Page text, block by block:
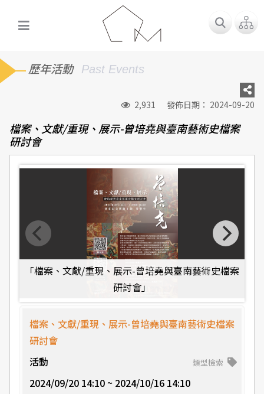
歷年活動 Past Events
2,931 發佈日期： 2024-09-20
檔案、文獻/重現、展示-曾培堯與臺南藝術史檔案
研討會
「檔案、文獻/重現、展示-曾培堯與臺南藝術史檔案
研討會」
檔案、文獻/重現、展示-曾培堯與臺南藝術史檔案
研討會
活動
類型檢索
2024/09/20 14:10 ~ 2024/10/16 14:10